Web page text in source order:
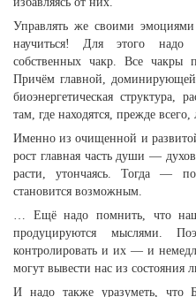
Управлять же своими
научиться! Для этого надо
собственных чакр. Все чакры
Причём главной,
биоэнергетическая структура,
там, где находятся, прежде всего,
Именно из очищенной и
рост главная часть души —
расти, утончаясь. Тогда —
становится возможным.
… Ещё надо помнить, что
продуцируются мыслями.
контролировать и их — и
могут вывести нас из состояния
И надо также уразуметь, что